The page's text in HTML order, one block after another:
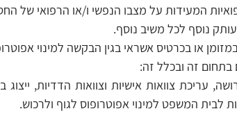
המעידות על מצבו הנפשי ו/או הרפואי של
או בכרטיס אשראי בגין הבקשה למינוי
בתחום זה ובכלל זה:
עריכת צוואות אישיות וצוואות הדדיות,
לבית המשפט למינוי אפוטרופוס לגוף ולרכוש.